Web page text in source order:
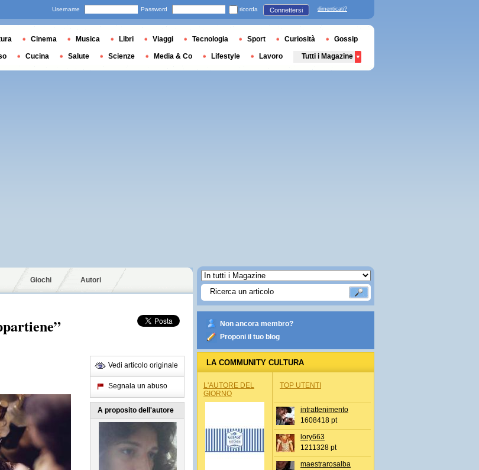
Giochi Autori
Vedi articolo originale
Segnala un abuso
A proposito dell'autore
Non ancora membro?
Proponi il tuo blog
LA COMMUNITY CULTURA
L'AUTORE DEL
GIORNO
TOP UTENTI
intrattenimento
1608418 pt
lory663
1211328 pt
maestrarosalba
Username Password ricorda Connettersi dimenticati?
Cinema Musica Libri Viaggi Tecnologia Sport Curiosità Gossip
Cucina Salute Scienze Media & Co Lifestyle Lavoro Tutti i Magazine